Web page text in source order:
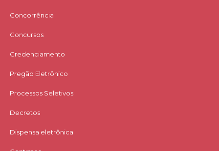
Concorrência
Concursos
Credenciamento
Pregão Eletrônico
Processos Seletivos
Decretos
Dispensa eletrônica